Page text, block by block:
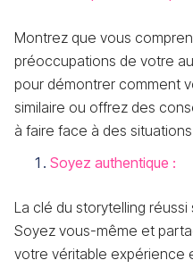
Montrez que vous
préoccupations de votre
pour démontrer comment
similaire ou offrez des
à faire face à des
Soyez authentique :
La clé du storytelling
Soyez vous-même et
votre véritable expérience